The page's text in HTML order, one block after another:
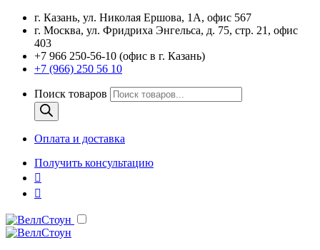
г. Казань, ул. Николая Ершова, 1А, офис 567
г. Москва, ул. Фридриха Энгельса, д. 75, стр. 21, офис
403
+7 966 250-56-10 (офис в г. Казань)
+7 (966) 250 56 10
Поиск товаров
Оплата и доставка
Получить консультацию